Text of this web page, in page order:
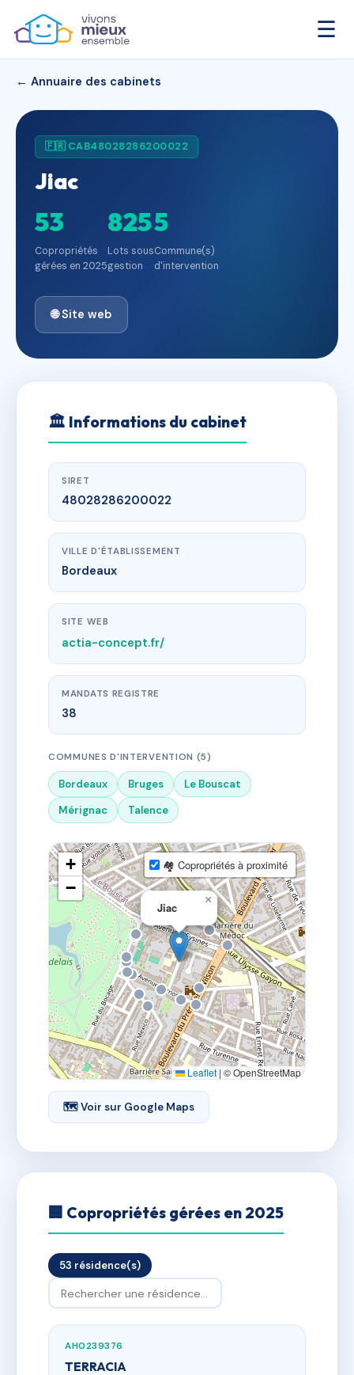
☰
← Annuaire des cabinets
🇫🇷 CAB48028286200022
Jiac
53
Copropriétés
gérées en 2025
825
Lots sous
gestion
5
Commune(s)
d'intervention
🌐 Site web
🏛 Informations du cabinet
SIRET
48028286200022
VILLE D'ÉTABLISSEMENT
Bordeaux
SITE WEB
actia-concept.fr/
MANDATS REGISTRE
38
COMMUNES D'INTERVENTION (5)
Bordeaux Bruges
Le Bouscat
Mérignac
Talence
Jiac
×
+
−
🏘 Copropriétés à proximité
Leaflet | © OpenStreetMap
🗺 Voir sur Google Maps
🏢 Copropriétés gérées en 2025
53 résidence(s)
AH0239376
TERRACIA